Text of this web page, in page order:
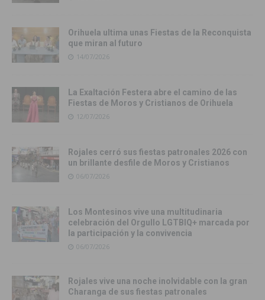
Orihuela ultima unas Fiestas de la Reconquista
que miran al futuro
14/07/2026
La Exaltación Festera abre el camino de las
Fiestas de Moros y Cristianos de Orihuela
12/07/2026
Rojales cerró sus fiestas patronales 2026 con
un brillante desfile de Moros y Cristianos
06/07/2026
Los Montesinos vive una multitudinaria
celebración del Orgullo LGTBIQ+ marcada por
la participación y la convivencia
06/07/2026
Rojales vive una noche inolvidable con la gran
Charanga de sus fiestas patronales